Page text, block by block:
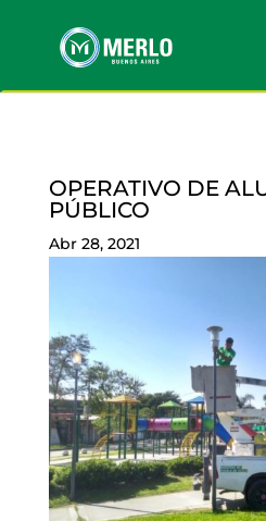
OPERATIVO DE
PÚBLICO
Abr 28, 2021